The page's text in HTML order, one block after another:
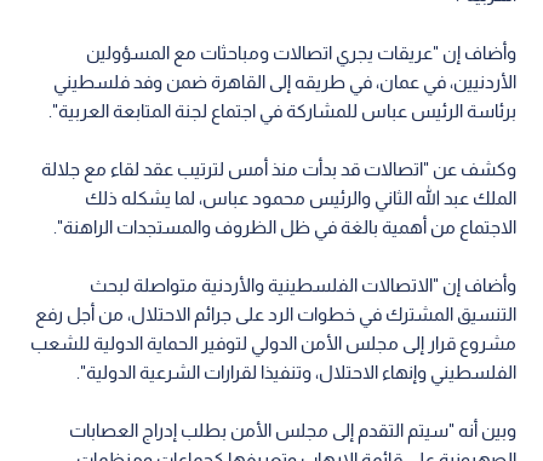
وأضاف إن "عريقات يجري اتصالات ومباحثات مع المسؤولين
الأردنيين، في عمان، في طريقه إلى القاهرة ضمن وفد فلسطيني
برئاسة الرئيس عباس للمشاركة في اجتماع لجنة المتابعة العربية".
وكشف عن "اتصالات قد بدأت منذ أمس لترتيب عقد لقاء مع جلالة
الملك عبد الله الثاني والرئيس محمود عباس، لما يشكله ذلك
الاجتماع من أهمية بالغة في ظل الظروف والمستجدات الراهنة".
وأضاف إن "الاتصالات الفلسطينية والأردنية متواصلة لبحث
التنسيق المشترك في خطوات الرد على جرائم الاحتلال، من أجل رفع
مشروع قرار إلى مجلس الأمن الدولي لتوفير الحماية الدولية للشعب
الفلسطيني وإنهاء الاحتلال، وتنفيذا لقرارات الشرعية الدولية".
وبين أنه "سيتم التقدم إلى مجلس الأمن بطلب إدراج العصابات